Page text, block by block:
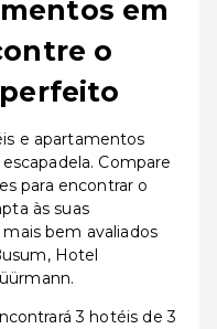
em
o
e apartamentos
Compare
para encontrar o
às suas
bem avaliados
Hotel
3 hotéis de 3